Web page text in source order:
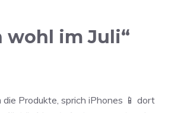
wohl im Juli“
Produkte, sprich iPhones 📱 dort